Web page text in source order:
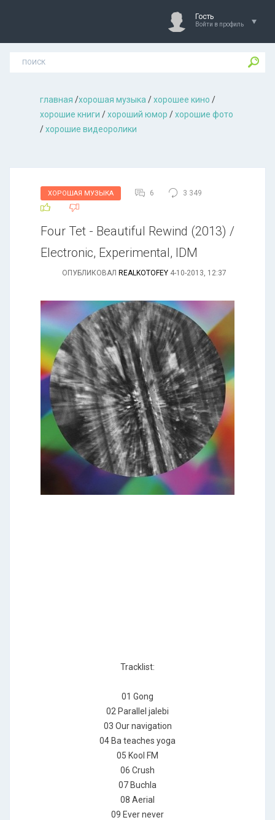
Гость
Войти в профиль
главная /хорошая музыкa /хорошее кино /
хорошие книги /хороший юмор /хорошие фото
/хорошие видеоролики
ХОРОШАЯ МУЗЫКА 6 3 349
Four Tet - Beautiful Rewind (2013) /
Electronic, Experimental, IDM
ОПУБЛИКОВАЛ REALKOTOFEY 4-10-2013, 12:37
Tracklist:
01 Gong
02 Parallel jalebi
03 Our navigation
04 Ba teaches yoga
05 Kool FM
06 Crush
07 Buchla
08 Aerial
09 Ever never